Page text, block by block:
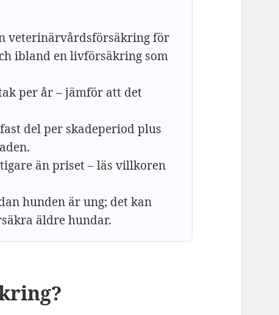
veterinärvårdsförsäkring för
ibland en livförsäkring som
per år – jämför att det
del per skadeperiod plus
än priset – läs villkoren
hunden är ung; det kan
äldre hundar.